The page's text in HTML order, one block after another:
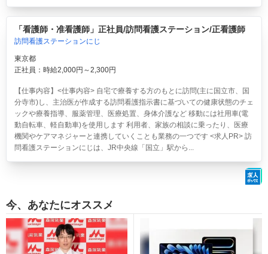
「看護師・准看護師」正社員/訪問看護ステーション/正看護師
訪問看護ステーションにじ
東京都
正社員：時給2,000円～2,300円
【仕事内容】<仕事内容> 自宅で療養する方のもとに訪問(主に国立市、国
分寺市)し、主治医が作成する訪問看護指示書に基づいての健康状態のチェ
ックや療養指導、服薬管理、医療処置、身体介護など 移動には社用車(電
動自転車、軽自動車)を使用します 利用者、家族の相談に乗ったり、医療
機関やケアマネジャーと連携していくことも業務の一つです <求人PR> 訪
問看護ステーションにじは、JR中央線「国立」駅から...
今、あなたにオススメ